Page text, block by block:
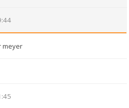
meyer